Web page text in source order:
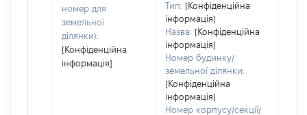
номер для
земельної
ділянки):
[Конфіденційна
інформація]
Тип: [Конфіденційна
інформація]
Назва: [Конфіденційна
інформація]
Номер будинку/
земельної ділянки:
[Конфіденційна
інформація]
Номер корпусу/секції/